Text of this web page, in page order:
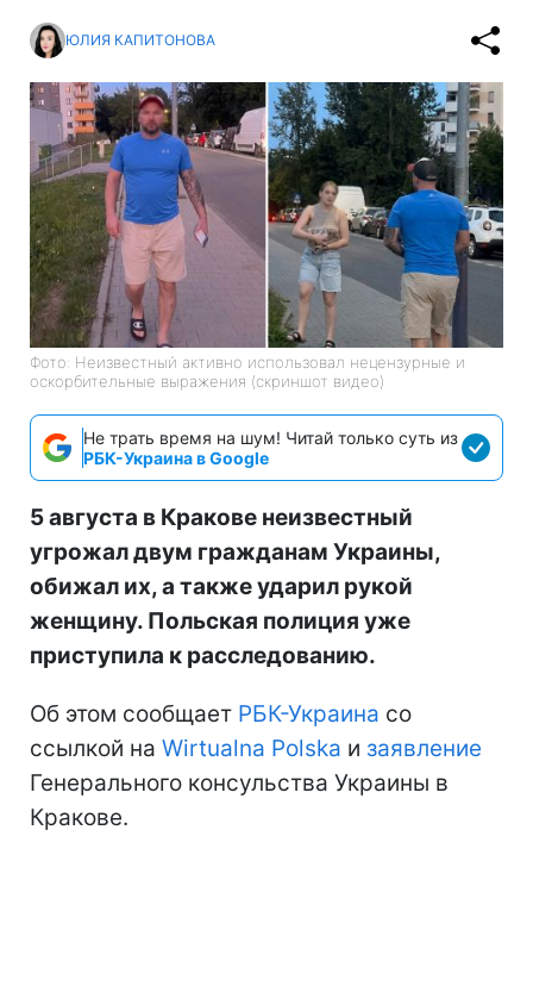
ЮЛИЯ КАПИТОНОВА
Фото: Неизвестный активно использовал нецензурные и
оскорбительные выражения (скриншот видео)
Не трать время на шум! Читай только суть из
РБК-Украина в Google
5 августа в Кракове неизвестный
угрожал двум гражданам Украины,
обижал их, а также ударил рукой
женщину. Польская полиция уже
приступила к расследованию.
Об этом сообщает РБК-Украина со
ссылкой на Wirtualna Polska и заявление
Генерального консульства Украины в
Кракове.